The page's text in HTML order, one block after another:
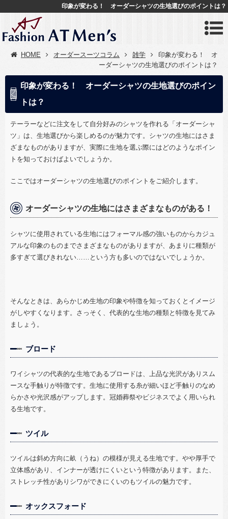
印象が変わる！ オーダーシャツの生地選びのポイントは？
HOME オーダースーツコラム 雑学
印象が変わる！ オ
ーダーシャツの生地選びのポイントは？
印象が変わる！ オーダーシャツの生地選びのポイン
トは？
テーラーなどに注文をして自分好みのシャツを作れる「オーダーシャ
ツ」は、生地選びから楽しめるのが魅力です。シャツの生地にはさま
ざまなものがありますが、実際に生地を選ぶ際にはどのようなポイン
トを知っておけばよいでしょうか。
ここではオーダーシャツの生地選びのポイントをご紹介します。
オーダーシャツの生地にはさまざまなものがある！
シャツに使用されている生地にはフォーマル感の強いものからカジュ
アルな印象のものまでさまざまなものがありますが、あまりに種類が
多すぎて選びきれない……という方も多いのではないでしょうか。
そんなときは、あらかじめ生地の印象や特徴を知っておくとイメージ
がしやすくなります。さっそく、代表的な生地の種類と特徴を見てみ
ましょう。
ブロード
ワイシャツの代表的な生地であるブロードは、上品な光沢がありスム
ースな手触りが特徴です。生地に使用する糸が細いほど手触りのなめ
らかさや光沢感がアップします。冠婚葬祭やビジネスでよく用いられ
る生地です。
ツイル
ツイルは斜め方向に畝（うね）の模様が見える生地です。やや厚手で
立体感があり、インナーが透けにくいという特徴があります。また、
ストレッチ性がありシワができにくいのもツイルの魅力です。
オックスフォード